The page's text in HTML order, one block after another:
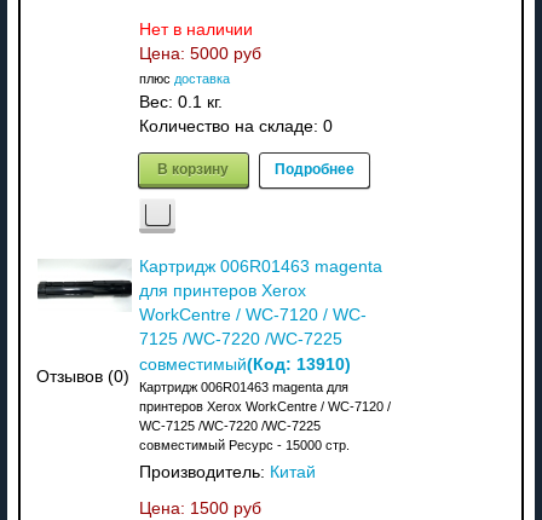
Нет в наличии
Цена: 5000 руб
плюс доставка
Вес: 0.1 кг.
Количество на складе: 0
В корзину Подробнее
Отзывов (0)
Картридж 006R01463 magenta
для принтеров Xerox
WorkCentre / WC-7120 / WC-
7125 /WC-7220 /WC-7225
совместимый(Код: 13910)
Картридж 006R01463 magenta для
принтеров Xerox WorkCentre / WC-7120 /
WC-7125 /WC-7220 /WC-7225
совместимый Ресурс - 15000 стр.
Производитель: Китай
Цена: 1500 руб